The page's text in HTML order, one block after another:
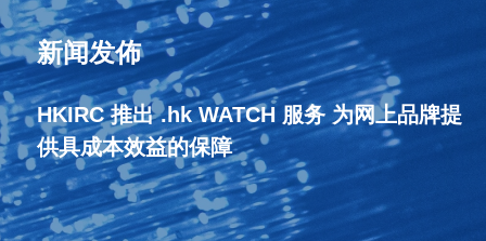
新闻发佈
HKIRC 推出 .hk WATCH 服务 为网上品牌提
供具成本效益的保障